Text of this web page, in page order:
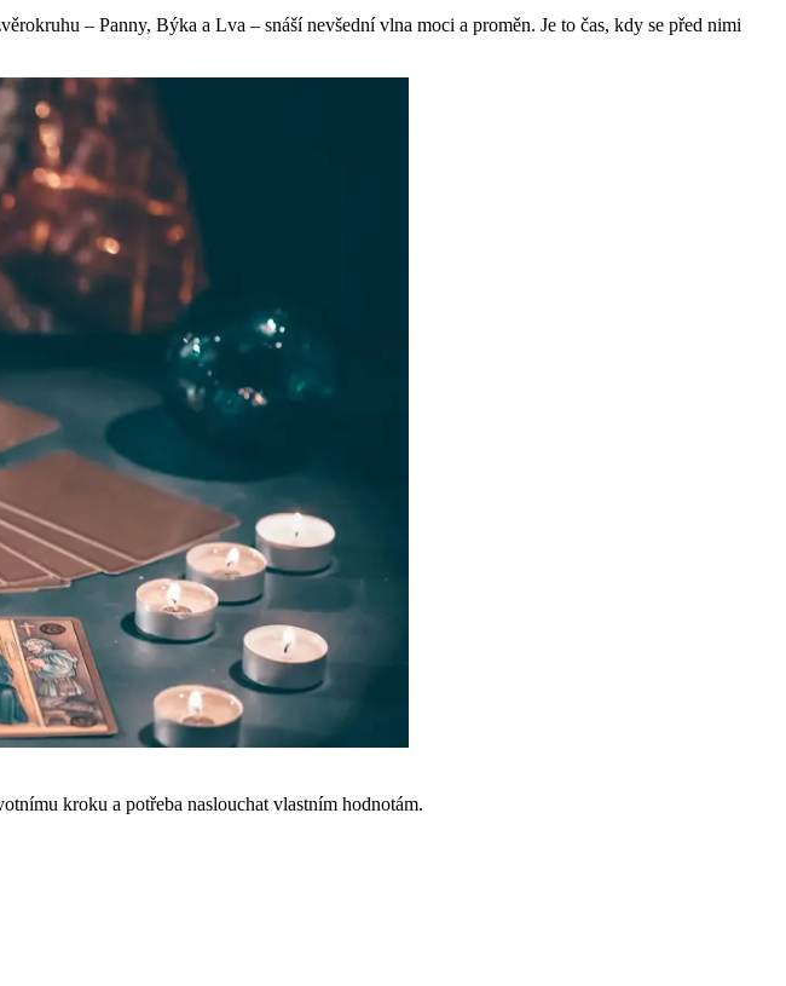
– Panny, Býka a Lva – snáší nevšední vlna moci a proměn. Je to čas, kdy se před nimi
kroku a potřeba naslouchat vlastním hodnotám.